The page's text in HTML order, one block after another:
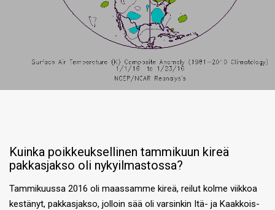
Kuinka poikkeuksellinen tammikuun kireä
pakkasjakso oli nykyilmastossa?
Tammikuussa 2016 oli maassamme kireä, reilut kolme viikkoa
kestänyt, pakkasjakso, jolloin sää oli varsinkin Itä- ja Kaakkois-